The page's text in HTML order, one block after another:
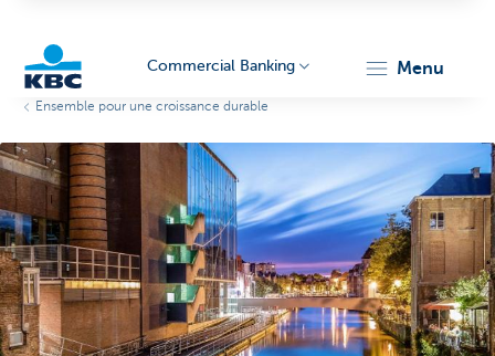
Corporate
Commercial Banking menu
Ensemble pour une croissance durable